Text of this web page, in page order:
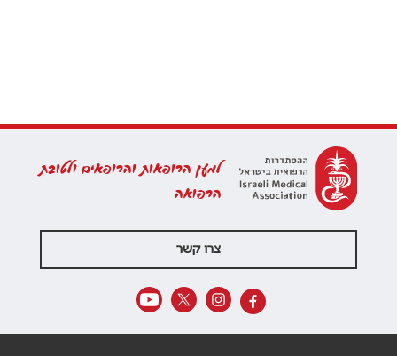
למען הרופאות והרופאים ולטובת
הרפואה
צרו קשר